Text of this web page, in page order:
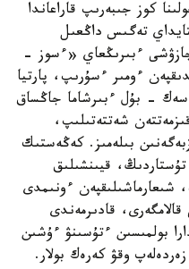
كوز جىبەرىپ قاراعاندا
تەگىس داڭعىل
ءبىرىڭعاي «ءسوز -
ءومىر ءسۇرىپ، پارتيا
- بۇل ءبىرشاما جاڭساق
شەتتەتىلىپ،
بىلەمىز. كەڭەستىك
قيىنشىلىق
شىعارماشىلىقپەن ءونىمدى
قالامگەرى، قادىرمەندى
بولمىسىن ءتۇسىنۋ ءۇشىن
وقۋ كەرەك بولار.